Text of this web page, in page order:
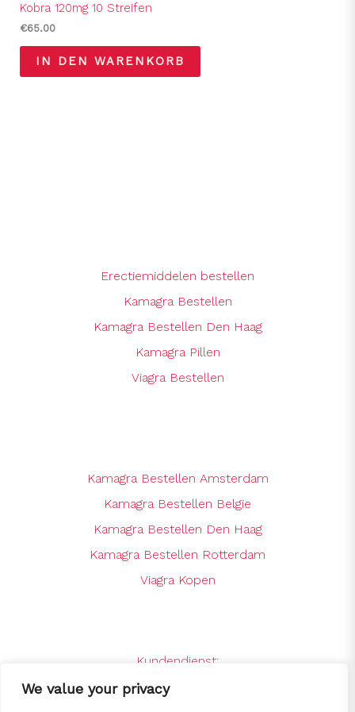
We value your privacy
Kobra 120mg 10 Streifen
€65.00
IN DEN WARENKORB
Erectiemiddelen bestellen
Kamagra Bestellen
Kamagra Bestellen Den Haag
Kamagra Pillen
Viagra Bestellen
Kamagra Bestellen Amsterdam
Kamagra Bestellen Belgie
Kamagra Bestellen Den Haag
Kamagra Bestellen Rotterdam
Viagra Kopen
Kundendienst:
support@kamagrabestellenshop.online